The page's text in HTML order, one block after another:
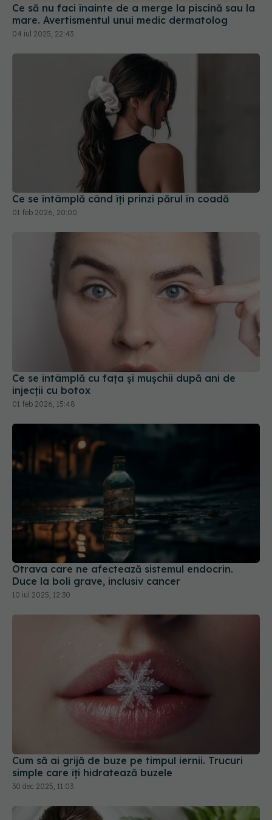
04 iul 2025, 22:43
Ce se întâmplă când îți prinzi părul în coadă
01 feb 2026, 20:00
Ce se întâmplă cu fața și mușchii după ani de
01 feb 2026, 15:48
Otrava care ne afectează sistemul endocrin.
Duce la boli grave, inclusiv cancer
10 iul 2025, 12:30
30 dec 2025, 11:03